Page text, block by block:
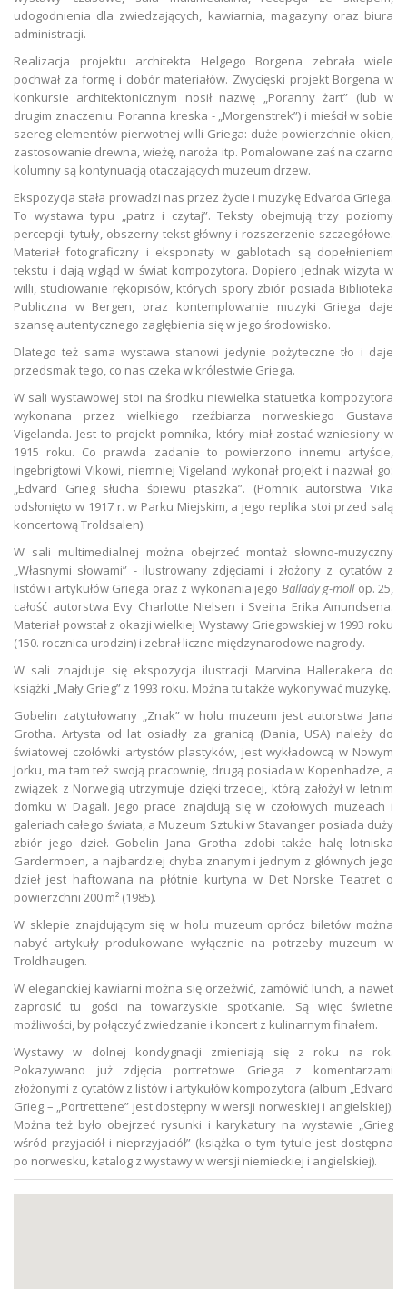
udogodnienia dla zwiedzających, kawiarnia, magazyny oraz biura
administracji.
Realizacja projektu architekta Helgego Borgena zebrała wiele
pochwał za formę i dobór materiałów. Zwycięski projekt Borgena w
konkursie architektonicznym nosił nazwę „Poranny żart” (lub w
drugim znaczeniu: Poranna kreska - „Morgenstrek”) i mieścił w sobie
szereg elementów pierwotnej willi Griega: duże powierzchnie okien,
zastosowanie drewna, wieżę, naroża itp. Pomalowane zaś na czarno
kolumny są kontynuacją otaczających muzeum drzew.
Ekspozycja stała prowadzi nas przez życie i muzykę Edvarda Griega.
To wystawa typu „patrz i czytaj”. Teksty obejmują trzy poziomy
percepcji: tytuły, obszerny tekst główny i rozszerzenie szczegółowe.
Materiał fotograficzny i eksponaty w gablotach są dopełnieniem
tekstu i dają wgląd w świat kompozytora. Dopiero jednak wizyta w
willi, studiowanie rękopisów, których spory zbiór posiada Biblioteka
Publiczna w Bergen, oraz kontemplowanie muzyki Griega daje
szansę autentycznego zagłębienia się w jego środowisko.
Dlatego też sama wystawa stanowi jedynie pożyteczne tło i daje
przedsmak tego, co nas czeka w królestwie Griega.
W sali wystawowej stoi na środku niewielka statuetka kompozytora
wykonana przez wielkiego rzeźbiarza norweskiego Gustava
Vigelanda. Jest to projekt pomnika, który miał zostać wzniesiony w
1915 roku. Co prawda zadanie to powierzono innemu artyście,
Ingebrigtowi Vikowi, niemniej Vigeland wykonał projekt i nazwał go:
„Edvard Grieg słucha śpiewu ptaszka”. (Pomnik autorstwa Vika
odsłonięto w 1917 r. w Parku Miejskim, a jego replika stoi przed salą
koncertową Troldsalen).
W sali multimedialnej można obejrzeć montaż słowno-muzyczny
„Własnymi słowami” - ilustrowany zdjęciami i złożony z cytatów z
listów i artykułów Griega oraz z wykonania jego Ballady g-mollop. 25,
całość autorstwa Evy Charlotte Nielsen i Sveina Erika Amundsena.
Materiał powstał z okazji wielkiej Wystawy Griegowskiej w 1993 roku
(150. rocznica urodzin) i zebrał liczne międzynarodowe nagrody.
W sali znajduje się ekspozycja ilustracji Marvina Hallerakera do
książki „Mały Grieg” z 1993 roku. Można tu także wykonywać muzykę.
Gobelin zatytułowany „Znak” w holu muzeum jest autorstwa Jana
Grotha. Artysta od lat osiadły za granicą (Dania, USA) należy do
światowej czołówki artystów plastyków, jest wykładowcą w Nowym
Jorku, ma tam też swoją pracownię, drugą posiada w Kopenhadze, a
związek z Norwegią utrzymuje dzięki trzeciej, którą założył w letnim
domku w Dagali. Jego prace znajdują się w czołowych muzeach i
galeriach całego świata, a Muzeum Sztuki w Stavanger posiada duży
zbiór jego dzieł. Gobelin Jana Grotha zdobi także halę lotniska
Gardermoen, a najbardziej chyba znanym i jednym z głównych jego
dzieł jest haftowana na płótnie kurtyna w Det Norske Teatret o
powierzchni 200 m² (1985).
W sklepie znajdującym się w holu muzeum oprócz biletów można
nabyć artykuły produkowane wyłącznie na potrzeby muzeum w
Troldhaugen.
W eleganckiej kawiarni można się orzeźwić, zamówić lunch, a nawet
zaprosić tu gości na towarzyskie spotkanie. Są więc świetne
możliwości, by połączyć zwiedzanie i koncert z kulinarnym finałem.
Wystawy w dolnej kondygnacji zmieniają się z roku na rok.
Pokazywano już zdjęcia portretowe Griega z komentarzami
złożonymi z cytatów z listów i artykułów kompozytora (album „Edvard
Grieg – „Portrettene” jest dostępny w wersji norweskiej i angielskiej).
Można też było obejrzeć rysunki i karykatury na wystawie „Grieg
wśród przyjaciół i nieprzyjaciół” (książka o tym tytule jest dostępna
po norwesku, katalog z wystawy w wersji niemieckiej i angielskiej).